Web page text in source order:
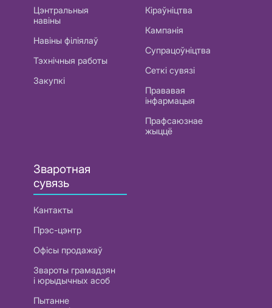
Цэнтральныя
навіны
Навіны філіялаў
Тэхнічныя работы
Закупкі
Кіраўніцтва
Кампанія
Супрацоўніцтва
Сеткі сувязі
Прававая
інфармацыя
Прафсаюзнае
жыццё
Зваротная
сувязь
Кантакты
Прэс-цэнтр
Офісы продажаў
Звароты грамадзян
і юрыдычных асоб
Пытанне